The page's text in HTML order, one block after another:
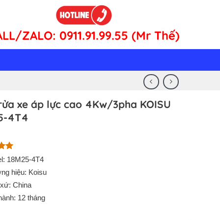
ZALO: 0911.91.99.55 (Mr Thế)
xe áp lực cao 4Kw/3pha KOISU
4T4
518M25-4T4
hiệu: Koisu
China
12 tháng